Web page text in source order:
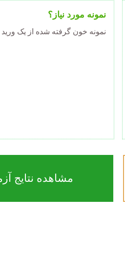
نمونه مورد نیاز؟
نمونه خون گرفته شده از یک ورید
مشاهده نتایج